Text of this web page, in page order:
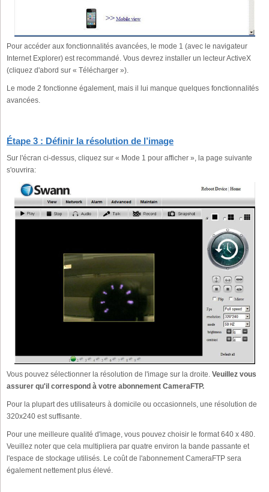
Pour accéder aux fonctionnalités avancées, le mode 1 (avec le navigateur
Internet Explorer) est recommandé. Vous devrez installer un lecteur ActiveX
(cliquez d'abord sur « Télécharger »).
Le mode 2 fonctionne également, mais il lui manque quelques fonctionnalités
avancées.
Étape 3 : Définir la résolution de l’image
Sur l'écran ci-dessus, cliquez sur « Mode 1 pour afficher », la page suivante
s'ouvrira:
Vous pouvez sélectionner la résolution de l'image sur la droite. Veuillez vous
assurer qu'il correspond à votre abonnement CameraFTP.
Pour la plupart des utilisateurs à domicile ou occasionnels, une résolution de
320x240 est suffisante.
Pour une meilleure qualité d'image, vous pouvez choisir le format 640 x 480.
Veuillez noter que cela multipliera par quatre environ la bande passante et
l'espace de stockage utilisés. Le coût de l'abonnement CameraFTP sera
également nettement plus élevé.